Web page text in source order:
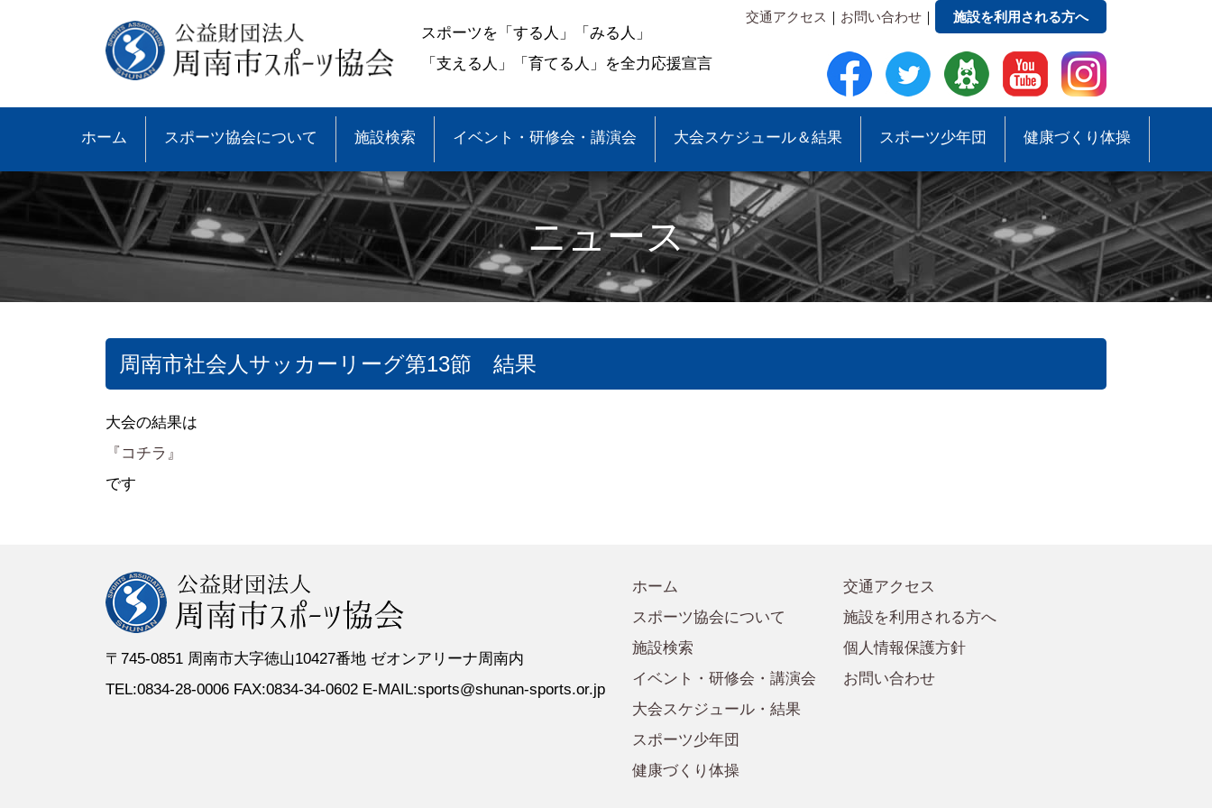
スポーツを「する人」「みる人」
「支える人」「育てる人」を全力応援宣言
交通アクセス ｜ お問い合わせ ｜ 施設を利用される方へ
ホーム スポーツ協会について
●諸規則
●事業報告
●事務局への質問・お問合せ
施設検索 イベント・研修会・講演会 大会スケジュール＆結果
●大会情報＆結果
スポーツ少年団
●スポーツ少年団とは
●登録スポーツ少年団
●スポーツ少年団大会情報
●各種申請・報告書 ●スポーツ少年団助成事業
健康づくり体操
ニュース
周南市社会人サッカーリーグ第13節 結果
大会の結果は
『コチラ』
です
〒745-0851 周南市大字徳山10427番地 ゼオンアリーナ周南内
TEL:0834-28-0006 FAX:0834-34-0602 E-MAIL:sports@shunan-sports.or.jp
ホーム
スポーツ協会について
施設検索
イベント・研修会・講演会
大会スケジュール・結果
スポーツ少年団
健康づくり体操
交通アクセス
施設を利用される方へ
個人情報保護方針
お問い合わせ